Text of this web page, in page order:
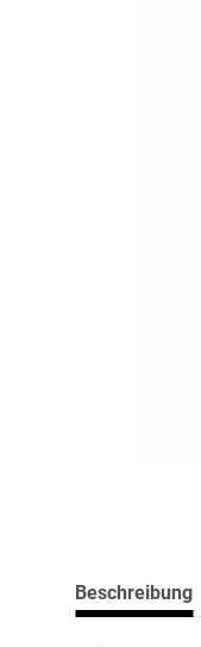
Beschreibung